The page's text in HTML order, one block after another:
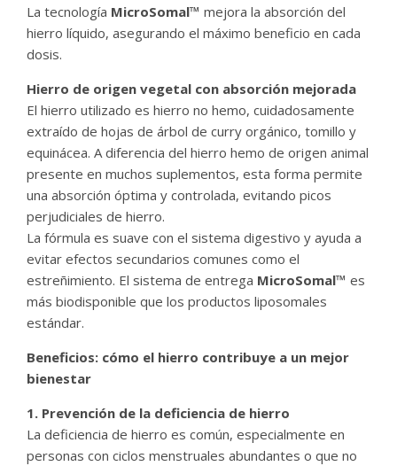
La tecnología MicroSomal™ mejora la absorción del
hierro líquido, asegurando el máximo beneficio en cada
dosis.
Hierro de origen vegetal con absorción mejorada
El hierro utilizado es hierro no hemo, cuidadosamente
extraído de hojas de árbol de curry orgánico, tomillo y
equinácea. A diferencia del hierro hemo de origen animal
presente en muchos suplementos, esta forma permite
una absorción óptima y controlada, evitando picos
perjudiciales de hierro.
La fórmula es suave con el sistema digestivo y ayuda a
evitar efectos secundarios comunes como el
estreñimiento. El sistema de entrega MicroSomal™ es
más biodisponible que los productos liposomales
estándar.
Beneficios: cómo el hierro contribuye a un mejor
bienestar
1. Prevención de la deficiencia de hierro
La deficiencia de hierro es común, especialmente en
personas con ciclos menstruales abundantes o que no